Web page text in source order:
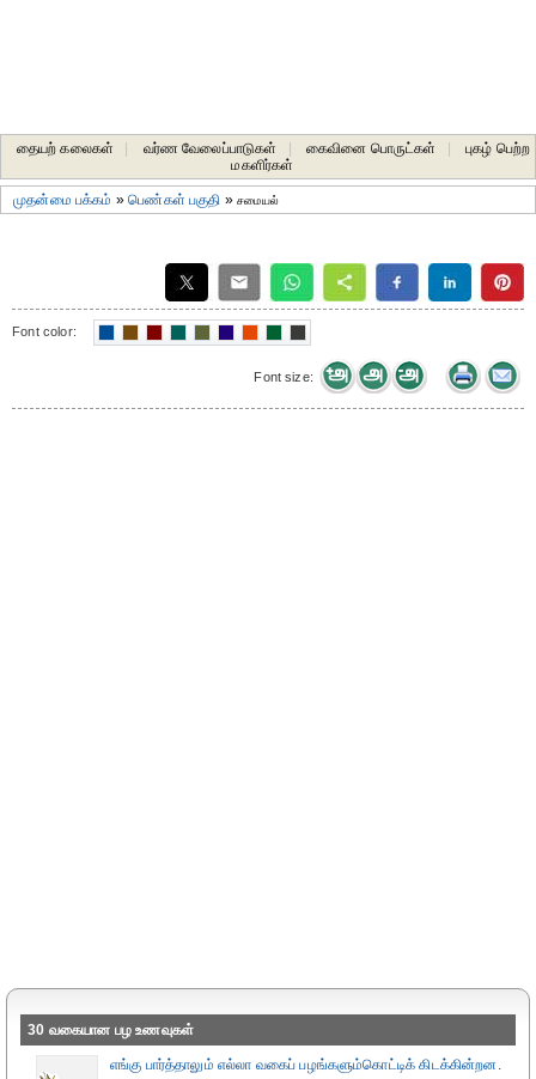
தையற் கலைகள் வர்ண வேலைப்பாடுகள் கைவினை பொருட்கள்
புகழ் பெற்ற
மகளிர்கள்
முதன்மை பக்கம் »பெண்கள் பகுதி »சமையல்
Font color:
Font size:
30 வகையான பழ உணவுகள்
எங்கு பார்த்தாலும் எல்லா வகைப் பழங்களும்கொட்டிக் கிடக்கின்றன.